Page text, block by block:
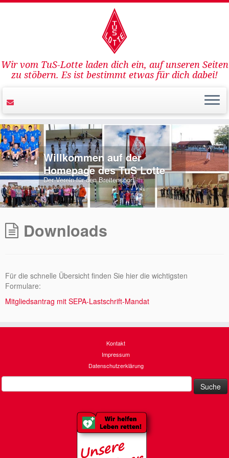
Wir vom TuS-Lotte laden dich ein, auf unseren Seiten
zu stöbern. Es ist bestimmt etwas für dich dabei!
Willkommen auf der
Homepage des TuS Lotte
Der Verein für den Breitensport
Downloads
Für die schnelle Übersicht finden Sie hier die wichtigsten
Formulare:
Mitgliedsantrag mit SEPA-Lastschrift-Mandat
Kontakt
Impressum
Datenschutzerklärung
Suche
nach: